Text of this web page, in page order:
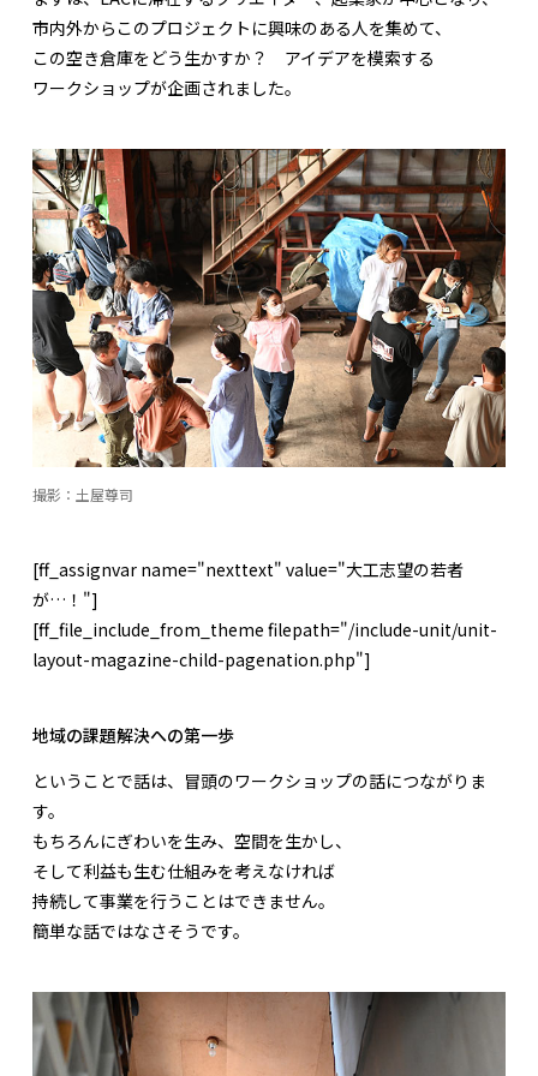
市内外からこのプロジェクトに興味のある人を集めて、
この空き倉庫をどう生かすか？ アイデアを模索する
ワークショップが企画されました。
撮影：土屋尊司
[ff_assignvar name="nexttext" value="大工志望の若者
が…！"]
[ff_file_include_from_theme filepath="/include-unit/unit-
layout-magazine-child-pagenation.php"]
地域の課題解決への第一歩
ということで話は、冒頭のワークショップの話につながりま
す。
もちろんにぎわいを生み、空間を生かし、
そして利益も生む仕組みを考えなければ
持続して事業を行うことはできません。
簡単な話ではなさそうです。